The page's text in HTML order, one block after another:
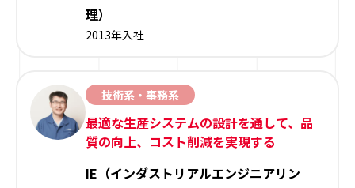
理）
2013年入社
技術系・事務系
最適な生産システムの設計を通して、品
質の向上、コスト削減を実現する
IE（インダストリアルエンジニアリン